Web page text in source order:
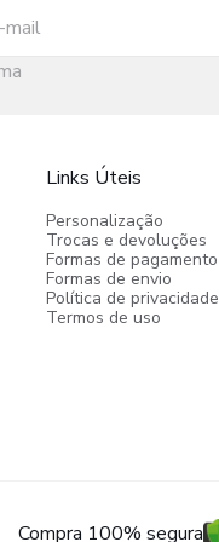
Links Úteis
Personalização
Trocas e devoluções
Formas de pagamento
Formas de envio
Política de privacidade
Termos de uso
Compra 100% segura